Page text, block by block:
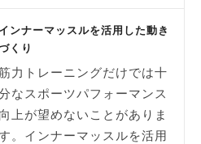
インナーマッスルを活用した動き
くり
力トレーニングだけでは十
なスポーツパフォーマンス
向上が望めないことがありま
。インナーマッスルを活用